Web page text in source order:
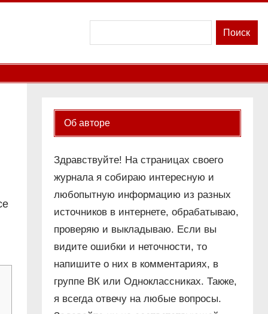
Поиск
Об авторе
Здравствуйте! На страницах своего
журнала я собираю интересную и
любопытную информацию из разных
источников в интернете, обрабатываю,
проверяю и выкладываю. Если вы
видите ошибки и неточности, то
напишите о них в комментариях, в
группе ВК или Одноклассниках. Также,
я всегда отвечу на любые вопросы.